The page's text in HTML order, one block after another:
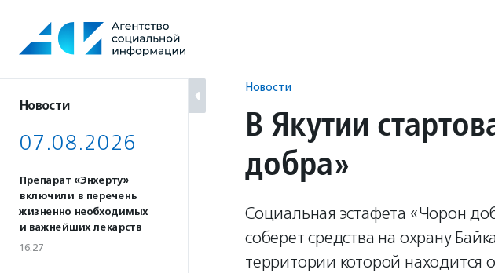
содержанию
Новости
07.08.2026
Препарат «Энхерту»
включили в перечень
жизненно необходимых
и важнейших лекарств
16:27
Новости
В Якутии
добра»
Социальная эстафета «Чорон
соберет средства на охрану
территории которой находится